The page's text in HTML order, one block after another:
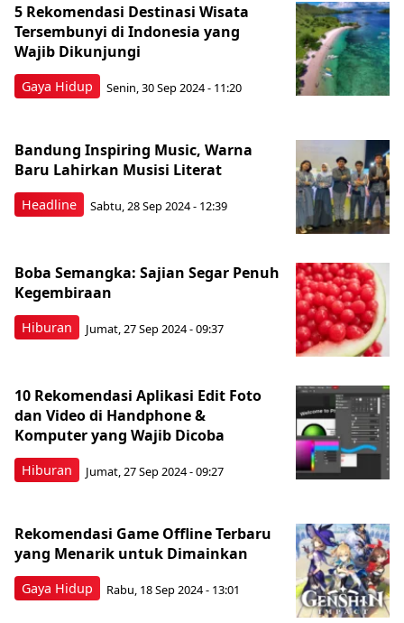
Gaya Hidup
5 Rekomendasi Destinasi Wisata
Tersembunyi di Indonesia yang
Wajib Dikunjungi
Senin, 30 Sep 2024 - 11:20
Headline
Bandung Inspiring Music, Warna
Baru Lahirkan Musisi Literat
Sabtu, 28 Sep 2024 - 12:39
Hiburan
Boba Semangka: Sajian Segar Penuh
Kegembiraan
Jumat, 27 Sep 2024 - 09:37
Hiburan
10 Rekomendasi Aplikasi Edit Foto
dan Video di Handphone &
Komputer yang Wajib Dicoba
Jumat, 27 Sep 2024 - 09:27
Gaya Hidup
Rekomendasi Game Offline Terbaru
yang Menarik untuk Dimainkan
Rabu, 18 Sep 2024 - 13:01